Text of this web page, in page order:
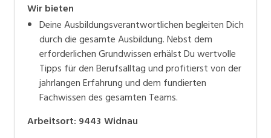
Wir bieten
Deine Ausbildungsverantwortlichen begleiten Dich
durch die gesamte Ausbildung. Nebst dem
erforderlichen Grundwissen erhälst Du wertvolle
Tipps für den Berufsalltag und profitierst von der
jahrlangen Erfahrung und dem fundierten
Fachwissen des gesamten Teams.
Arbeitsort: 9443 Widnau